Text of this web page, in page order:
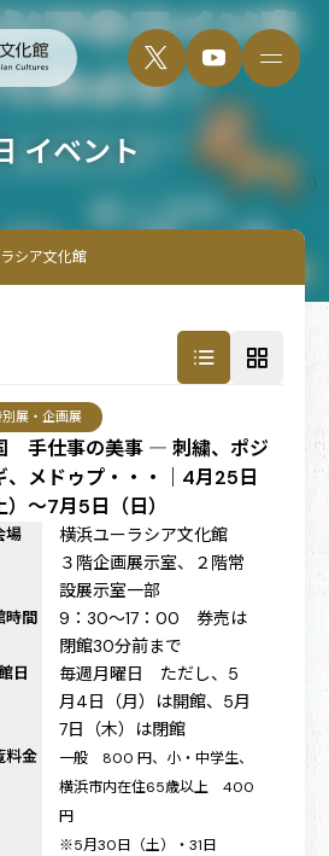
イベント
シア文化館
手仕事の美事 ― 刺繍、ポジ
、メドゥプ・・・｜4月25日
）～7月5日（日）
展・企画展
場
横浜ユーラシア文化館
３階企画展示室、２階常
設展示室一部
時間
9：30～17：00 券売は
閉館30分前まで
日
毎週月曜日 ただし、5
月4日（月）は開館、5月
7日（木）は閉館
料金
一般 800 円、小・中学生、
横浜市内在住65歳以上 400
円
※5月30日（土）・31日